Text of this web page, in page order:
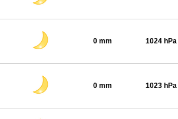
0 mm 1024 hPa
0 mm 1023 hPa